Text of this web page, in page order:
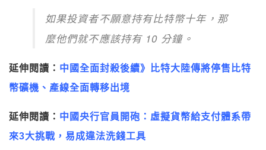
如果投資者不願意持有比特幣十年，那
麼他們就不應該持有 10 分鐘。
延伸閱讀： 中國全面封殺後續》比特大陸傳將停售比特
幣礦機、產線全面轉移出境
延伸閱讀： 中國央行官員開砲：虛擬貨幣給支付體系帶
來3大挑戰，易成違法洗錢工具